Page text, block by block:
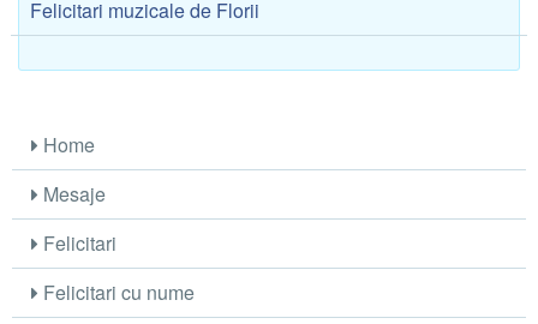
Felicitari muzicale de Florii
Home
Mesaje
Felicitari
Felicitari cu nume